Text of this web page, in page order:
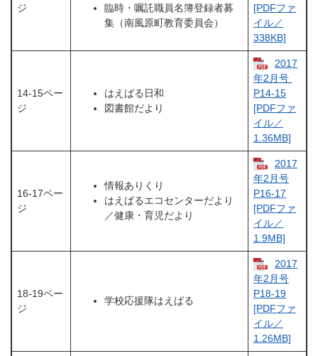
ジ
臨時・嘱託職員名簿登録者募
集（南風原町教育委員会）
[PDFファ
イル／
338KB]
14-15ペー
ジ
はえばる日和
図書館だより
2017
年2月号 ​
P14-15
[PDFファ
イル／
1.36MB]
16-17ペー
ジ
情報ありくり
はえばるエコセンターだより
／健康・育児だより
2017
年2月号
P16-17​​
[PDFファ
イル／
1.9MB]
18-19ペー
ジ
学校応援隊はえばる
2017
年2月号
P18-19​​
[PDFファ
イル／
1.26MB]